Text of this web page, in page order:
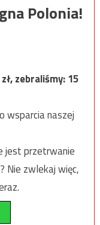
Polonia!
zł, zebraliśmy:15
wsparcia naszej
jest przetrwanie
Nie zwlekaj więc,